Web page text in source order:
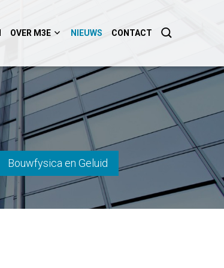
OVER M3E NIEUWS CONTACT
Bouwfysica en Geluid